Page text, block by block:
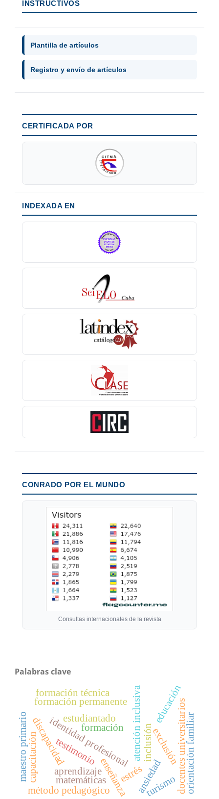
INSTRUCTIVOS
Plantilla de artículos
Registro y envío de artículos
CERTIFICADA POR
INDEXADA EN
CONRADO POR EL MUNDO
Consultas internacionales de la revista
Palabras clave
formación atención inclusiva
identidad profesional
enseñanza
aprendizaje
inclusiónexclusión
discapacidad
capacitación estrésansiedad docentes universitarios
formación permanente
maestro primario
método pedagógico orientación familiar
formación técnica
turismo
educación
matemáticas
estudiantado
testimonio